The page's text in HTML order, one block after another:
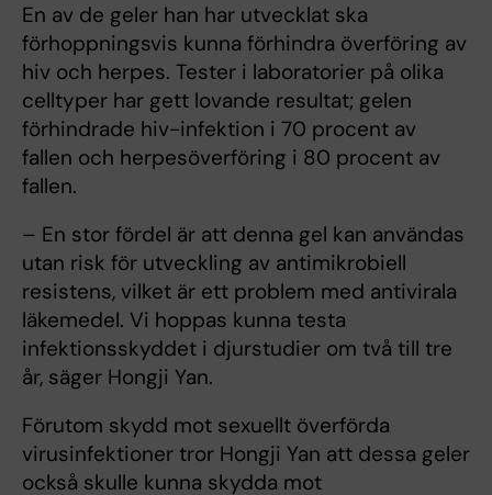
En av de geler han har utvecklat ska
förhoppningsvis kunna förhindra överföring av
hiv och herpes. Tester i laboratorier på olika
celltyper har gett lovande resultat; gelen
förhindrade hiv-infektion i 70 procent av
fallen och herpesöverföring i 80 procent av
fallen.
– En stor fördel är att denna gel kan användas
utan risk för utveckling av antimikrobiell
resistens, vilket är ett problem med antivirala
läkemedel. Vi hoppas kunna testa
infektionsskyddet i djurstudier om två till tre
år, säger Hongji Yan.
Förutom skydd mot sexuellt överförda
virusinfektioner tror Hongji Yan att dessa geler
också skulle kunna skydda mot